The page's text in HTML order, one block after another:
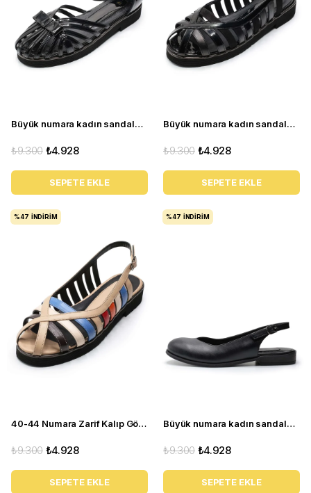
Büyük numara kadın sandalet babet ayakkabı AS140 Siyah rugan
₺4.928
₺9.300
SEPETE EKLE
Büyük numara kadın sandalet babet ayakkabı AS310 Siyah
₺4.928
₺9.300
SEPETE EKLE
40-44 Numara Zarif Kalıp Gökkuşağı Çok Renkli Yazlık Kadın Babet Sandalet AS310
₺4.928
₺9.300
SEPETE EKLE
%47 İNDIRIM
Büyük numara kadın sandalet babet ayakkabı AS910 Siyah deri
₺4.928
₺9.300
SEPETE EKLE
%47 İNDIRIM